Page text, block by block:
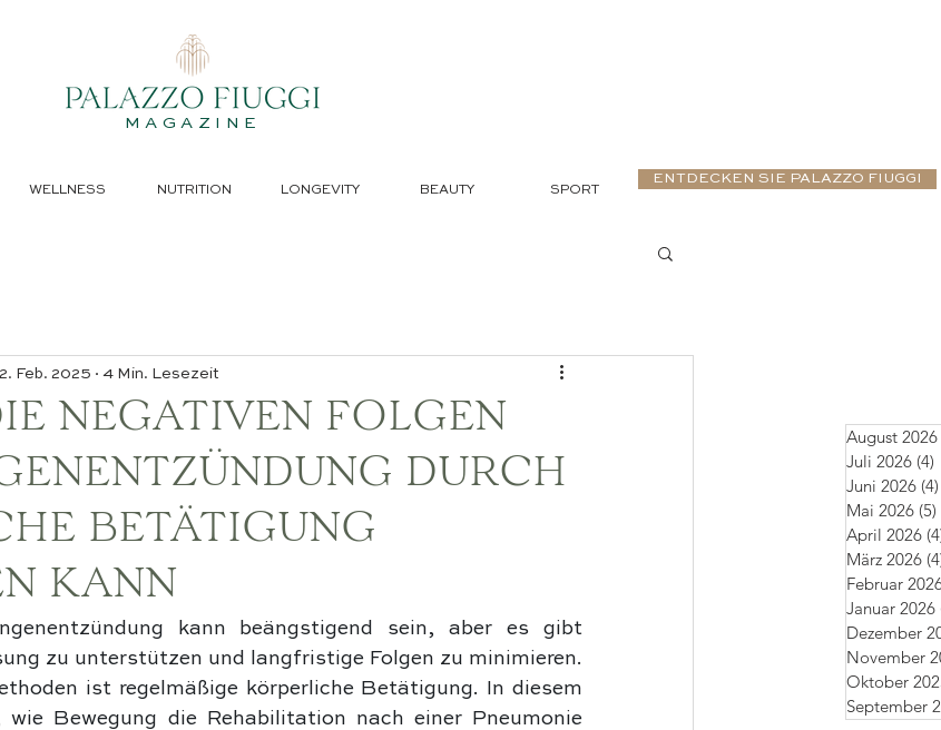
MAGAZINE
WELLNESS NUTRITION LONGEVITY BEAUTY SPORT
ENTDECKEN SIE PALAZZO FIUGGI
NEGATIVEN FOLGEN
DURCH
BETÄTIGUNG
KANN
Feb. 2025 4 Min. Lesezeit
kann beängstigend sein, aber es gibt
zu unterstützen und langfristige Folgen zu minimieren.
ist regelmäßige körperliche Betätigung. In diesem
Bewegung die Rehabilitation nach einer Pneumonie
August 2026
Juli 2026 (4)
Juni 2026 (4)
Mai 2026 (5)
April 2026
März 2026
Februar
Januar 2026
Dezember
November
Oktober
September